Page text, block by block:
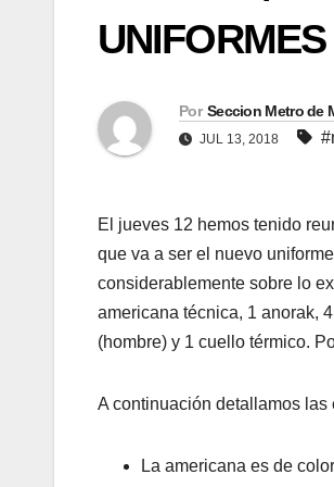
Por Seccion Metro de
JUL 13, 2018
El jueves 12 hemos tenido
que va a ser el nuevo
considerablemente sobre lo
americana técnica, 1 anorak,
(hombre) y 1 cuello térmico.
A continuación detallamos
La americana es de